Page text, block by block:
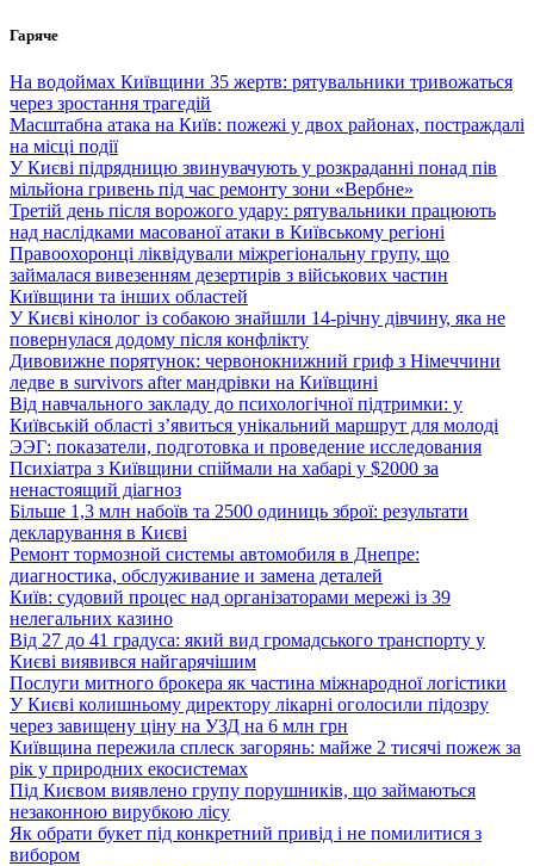
Перейти
вмісту
Гаряче
На водоймах Київщини 35 жертв: рятувальники тривожаться
через зростання трагедій
Масштабна атака на Київ: пожежі у двох районах, постраждалі
на місці події
У Києві підрядницю звинувачують у розкраданні понад пів
мільйона гривень під час ремонту зони «Вербне»
Третій день після ворожого удару: рятувальники працюють
над наслідками масованої атаки в Київському регіоні
Правоохоронці ліквідували міжрегіональну групу, що
займалася вивезенням дезертирів з військових частин
Київщини та інших областей
У Києві кінолог із собакою знайшли 14-річну дівчину, яка не
повернулася додому після конфлікту
Дивовижне порятунок: червонокнижний гриф з Німеччини
ледве в survivors after мандрівки на Київщині
Від навчального закладу до психологічної підтримки: у
Київській області з’явиться унікальний маршрут для молоді
ЭЭГ: показатели, подготовка и проведение исследования
Психіатра з Київщини спіймали на хабарі у $2000 за
ненастоящий діагноз
Більше 1,3 млн набоїв та 2500 одиниць зброї: результати
декларування в Києві
Ремонт тормозной системы автомобиля в Днепре:
диагностика, обслуживание и замена деталей
Київ: судовий процес над організаторами мережі із 39
нелегальних казино
Від 27 до 41 градуса: який вид громадського транспорту у
Києві виявився найгарячішим
Послуги митного брокера як частина міжнародної логістики
У Києві колишньому директору лікарні оголосили підозру
через завищену ціну на УЗД на 6 млн грн
Київщина пережила сплеск загорянь: майже 2 тисячі пожеж за
рік у природних екосистемах
Під Києвом виявлено групу порушників, що займаються
незаконною вирубкою лісу
Як обрати букет під конкретний привід і не помилитися з
вибором